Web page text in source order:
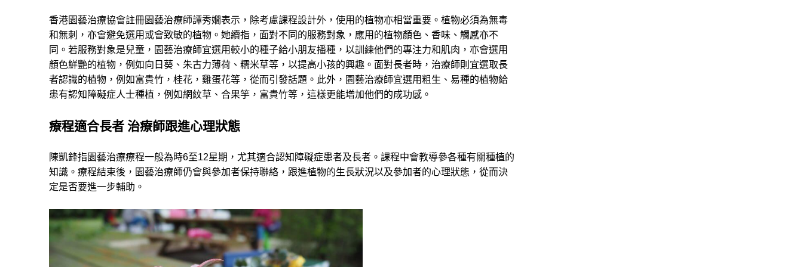
香港園藝治療協會註冊園藝治療師譚秀嫺表示，除考慮課程設計外，使用的植物亦相當重要。植物必須為無毒
和無刺，亦會避免選用或會致敏的植物。她續指，面對不同的服務對象，應用的植物顏色、香味、觸感亦不
同。若服務對象是兒童，園藝治療師宜選用較小的種子給小朋友播種，以訓練他們的專注力和肌肉，亦會選用
顏色鮮艷的植物，例如向日葵、朱古力薄荷、糯米草等，以提高小孩的興趣。面對長者時，治療師則宜選取長
者認識的植物，例如富貴竹，桂花，雞蛋花等，從而引發話題。此外，園藝治療師宜選用粗生、易種的植物給
患有認知障礙症人士種植，例如網紋草、合果竽，富貴竹等，這樣更能增加他們的成功感。
療程適合長者 治療師跟進心理狀態
陳凱鋒指園藝治療療程一般為時6至12星期，尤其適合認知障礙症患者及長者。課程中會教導參各種有關種植的
知識。療程結束後，園藝治療師仍會與參加者保持聯絡，跟進植物的生長狀況以及參加者的心理狀態，從而決
定是否要進一步輔助。